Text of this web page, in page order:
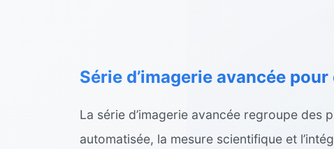
Série d’imagerie avancée
La série d’imagerie avancée regroupe des
automatisée, la mesure scientifique et